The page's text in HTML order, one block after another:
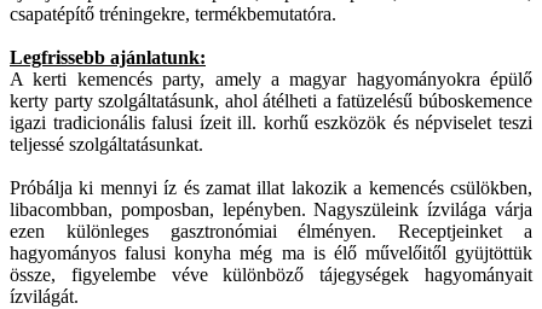
csapatépítő tréningekre, termékbemutatóra.
Legfrissebb ajánlatunk:
A kerti kemencés party, amely a magyar hagyományokra épülő
kerty party szolgáltatásunk, ahol átélheti a fatüzelésű búboskemence
igazi tradicionális falusi ízeit ill. korhű eszközök és népviselet teszi
teljessé szolgáltatásunkat.
Próbálja ki mennyi íz és zamat illat lakozik a kemencés csülökben,
libacombban, pomposban, lepényben. Nagyszüleink ízvilága várja
ezen különleges gasztronómiai élményen. Receptjeinket a
hagyományos falusi konyha még ma is élő művelőitől gyüjtöttük
össze, figyelembe véve különböző tájegységek hagyományait
ízvilágát.